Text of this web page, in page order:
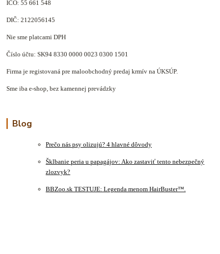
IČO: 55 661 548
DIČ: 2122056145
Nie sme platcami DPH
Číslo účtu: SK94 8330 0000 0023 0300 1501
Firma je registovaná pre maloobchodný predaj krmív na ÚKSÚP.
Sme iba e-shop, bez kamennej prevádzky
Blog
Prečo nás psy olizujú? 4 hlavné dôvody
Šklbanie peria u papagájov: Ako zastaviť tento nebezpečný
zlozvyk?
BBZoo.sk TESTUJE: Legenda menom HairBuster™.